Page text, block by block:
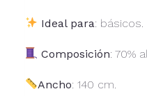
Ideal para: básicos.
Composición: 70%
Ancho: 140 cm.